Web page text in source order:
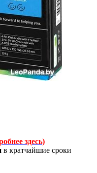
здесь)
в кратчайшие сроки